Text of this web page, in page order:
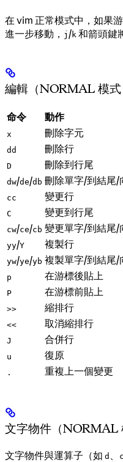
在 vim 正常模式中，如果
進一步移動， j /k 和箭頭鍵
編輯（NORMAL 模式
命令 動作
x 刪除字元
dd 刪除行
D 刪除到行尾
dw/de/db 刪除單字/到結尾/
cc 變更行
C 變更到行尾
cw/ce/cb 變更單字/到結尾/
yy/Y 複製行
yw/ye/yb 複製單字/到結尾/
p 在游標後貼上
P 在游標前貼上
>> 縮排行
<< 取消縮排行
J 合併行
u 復原
. 重複上一個變更
文字物件（NORMAL
文字物件與運算子（如 d c